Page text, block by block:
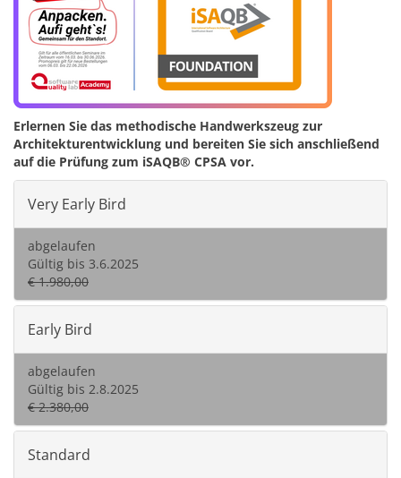
Erlernen Sie das methodische Handwerkszeug zur
Architekturentwicklung und bereiten Sie sich anschließend
auf die Prüfung zum iSAQB® CPSA vor.
Very Early Bird
abgelaufen
Gültig bis 3.6.2025
€ 1.980,00
Early Bird
abgelaufen
Gültig bis 2.8.2025
€ 2.380,00
Standard